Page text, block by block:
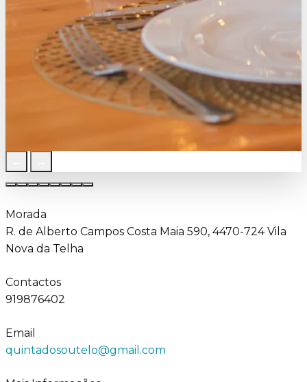
Morada
R. de Alberto Campos Costa Maia 590, 4470-724 Vila
Nova da Telha
Contactos
919876402
Email
quintadosoutelo@gmail.com